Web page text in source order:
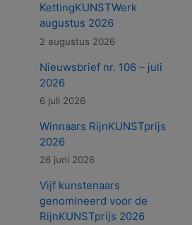
KettingKUNSTWerk
augustus 2026
2 augustus 2026
Nieuwsbrief nr. 106 – juli
2026
6 juli 2026
Winnaars RijnKUNSTprijs
2026
26 juni 2026
Vijf kunstenaars
genomineerd voor de
RijnKUNSTprijs 2026